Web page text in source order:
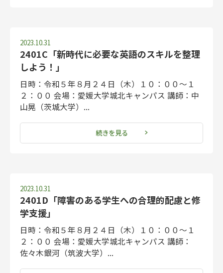
2023.10.31
2401C「新時代に必要な英語のスキルを整理
しよう！」
日時：令和５年８月２４日（木）１０：００～１
２：００ 会場：愛媛大学城北キャンパス 講師：中
山晃（茨城大学）...
続きを見る
2023.10.31
2401D「障害のある学生への合理的配慮と修
学支援」
日時：令和５年８月２４日（木）１０：００～１
２：００ 会場：愛媛大学城北キャンパス 講師：
佐々木銀河（筑波大学）...